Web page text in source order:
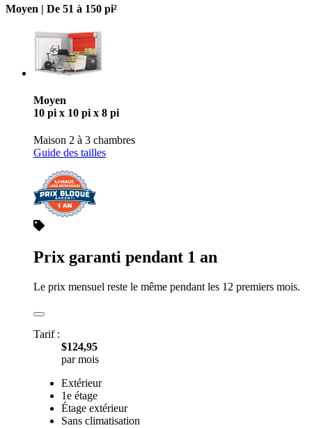
Moyen | De 51 à 150 pi²
Moyen
10 pi x 10 pi x 8 pi
Maison 2 à 3 chambres
Guide des tailles
Prix garanti pendant 1 an
Le prix mensuel reste le même pendant les 12 premiers mois.
Tarif :
$124,95
par mois
Extérieur
1e étage
Étage extérieur
Sans climatisation